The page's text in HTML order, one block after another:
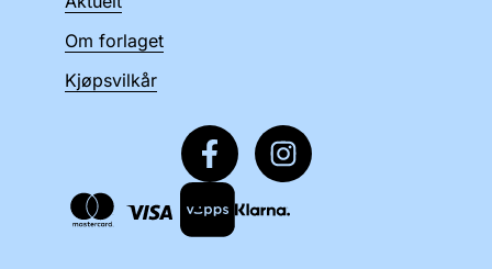
Om forlaget
Kjøpsvilkår